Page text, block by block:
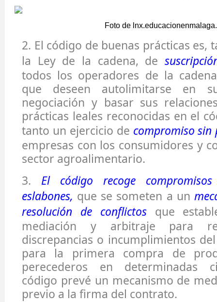
Foto de
2. El código de buenas prácticas es,
la Ley de la cadena, de
todos los operadores de la
que deseen autolimitarse en
negociación y basar sus
prácticas leales reconocidas en el
tanto un ejercicio de compromiso sin
empresas con los consumidores y
sector agroalimentario.
3.
El código recoge
eslabones, que se someten a un
resolución de conflictosque
mediación y arbitraje para
discrepancias o incumplimientos
para la primera compra de
perecederos en determinadas
código prevé un mecanismo de
previo a la firma del contrato.